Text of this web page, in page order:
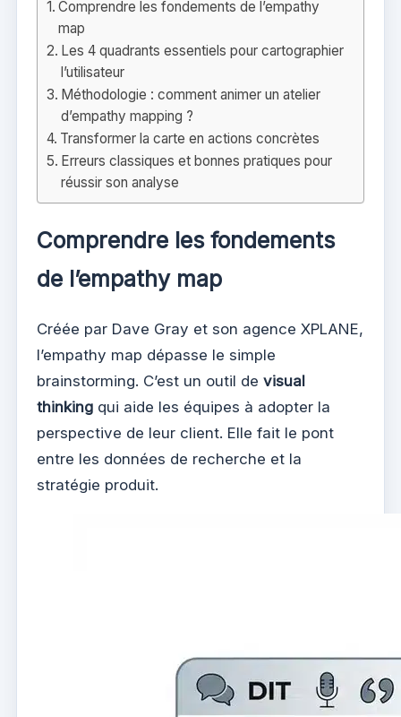
Comprendre les fondements de l’empathy
map
Les 4 quadrants essentiels pour cartographier
l’utilisateur
Méthodologie : comment animer un atelier
d’empathy mapping ?
Transformer la carte en actions concrètes
Erreurs classiques et bonnes pratiques pour
réussir son analyse
Comprendre les fondements
de l’empathy map
Créée par Dave Gray et son agence XPLANE,
l’empathy map dépasse le simple
brainstorming. C’est un outil de visual
thinking qui aide les équipes à adopter la
perspective de leur client. Elle fait le pont
entre les données de recherche et la
stratégie produit.